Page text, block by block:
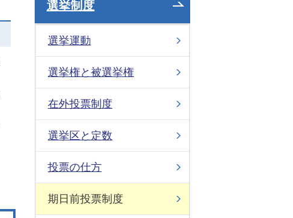
選挙制度
選挙運動
選挙権と被選挙権
在外投票制度
選挙区と定数
投票の仕方
期日前投票制度